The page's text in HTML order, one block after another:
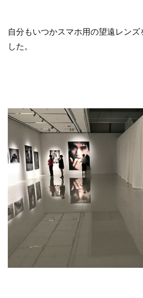
自分もいつかスマホ用の望遠レンズ
した。